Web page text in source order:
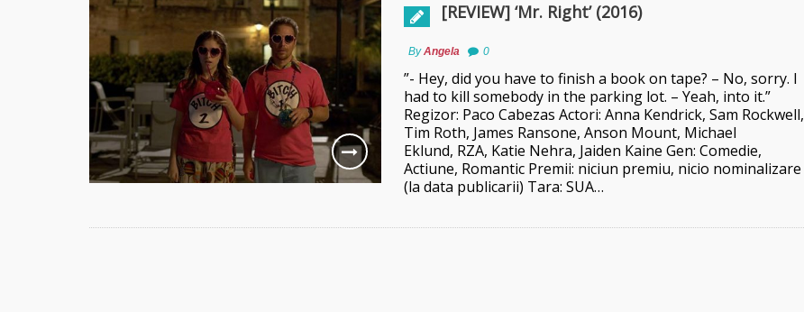
[REVIEW] ‘Mr. Right’ (2016)
ByAngela 0
”- Hey, did you have to finish a book on tape? – No, sorry. I
had to kill somebody in the parking lot. – Yeah, into it.”
Regizor: Paco Cabezas Actori: Anna Kendrick, Sam Rockwell,
Tim Roth, James Ransone, Anson Mount, Michael
Eklund, RZA, Katie Nehra, Jaiden Kaine Gen: Comedie,
Actiune, Romantic Premii: niciun premiu, nicio nominalizare
(la data publicarii) Tara: SUA…